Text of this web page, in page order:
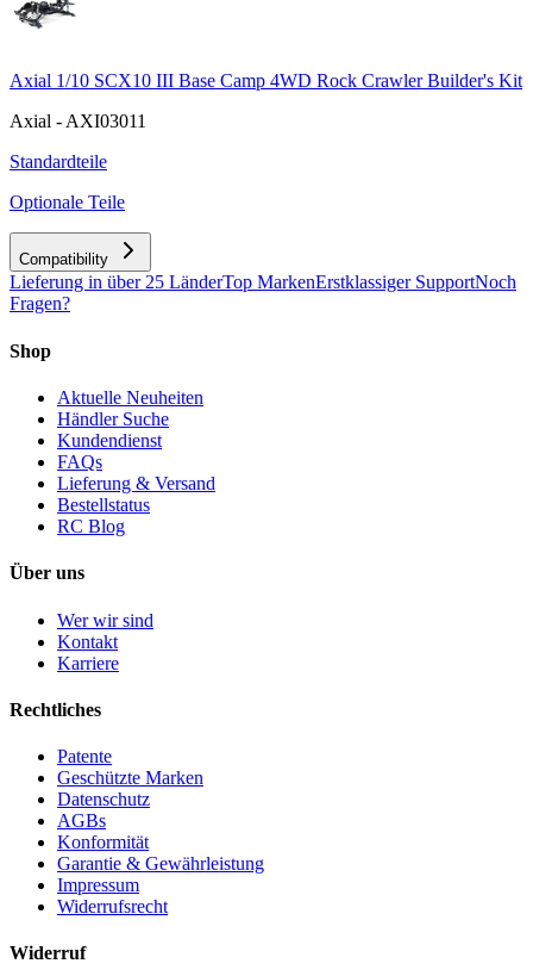
Axial 1/10 SCX10 III Base Camp 4WD Rock Crawler Builder's Kit
Axial - AXI03011
Standardteile
Optionale Teile
Compatibility
Lieferung in über 25 LänderTop MarkenErstklassiger SupportNoch
Fragen?
Shop
Aktuelle Neuheiten
Händler Suche
Kundendienst
FAQs
Lieferung & Versand
Bestellstatus
RC Blog
Über uns
Wer wir sind
Kontakt
Karriere
Rechtliches
Patente
Geschützte Marken
Datenschutz
AGBs
Konformität
Garantie & Gewährleistung
Impressum
Widerrufsrecht
Widerruf